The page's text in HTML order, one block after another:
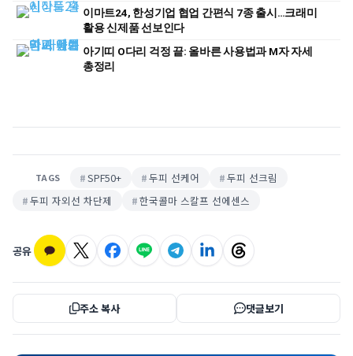
이마트24, 한성기업 협업 간편식 7종 출시…크래미
활용 신제품 선보인다
아기띠 O다리 걱정 끝: 올바른 사용법과 M자 자세
총정리
TAGS SPF50+ 두피 선케어
두피 선크림
두피 자외선 차단제
한국콜마 스칼프 선에센스
공유
주소 복사 댓글보기